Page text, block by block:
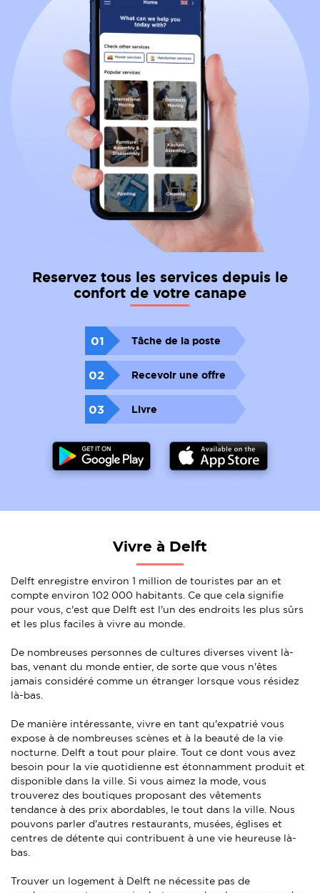
Reservez tous les services depuis le
confort de votre canape
01 Tâche de la poste
02 Recevoir une offre
03 Livre
Vivre à Delft
Delft enregistre environ 1 million de touristes par an et
compte environ 102 000 habitants. Ce que cela signifie
pour vous, c'est que Delft est l'un des endroits les plus sûrs
et les plus faciles à vivre au monde.
De nombreuses personnes de cultures diverses vivent là-
bas, venant du monde entier, de sorte que vous n'êtes
jamais considéré comme un étranger lorsque vous résidez
là-bas.
De manière intéressante, vivre en tant qu'expatrié vous
expose à de nombreuses scènes et à la beauté de la vie
nocturne. Delft a tout pour plaire. Tout ce dont vous avez
besoin pour la vie quotidienne est étonnamment produit et
disponible dans la ville. Si vous aimez la mode, vous
trouverez des boutiques proposant des vêtements
tendance à des prix abordables, le tout dans la ville. Nous
pouvons parler d'autres restaurants, musées, églises et
centres de détente qui contribuent à une vie heureuse là-
bas.
Trouver un logement à Delft ne nécessite pas de